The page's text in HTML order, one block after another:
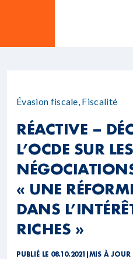
Évasion fiscale, Fiscalité
RÉACTIVE –
L’OCDE SUR LES
« UNE
DANS
RICHES »
PUBLIÉ LE 08.10.2021 MIS À JOUR